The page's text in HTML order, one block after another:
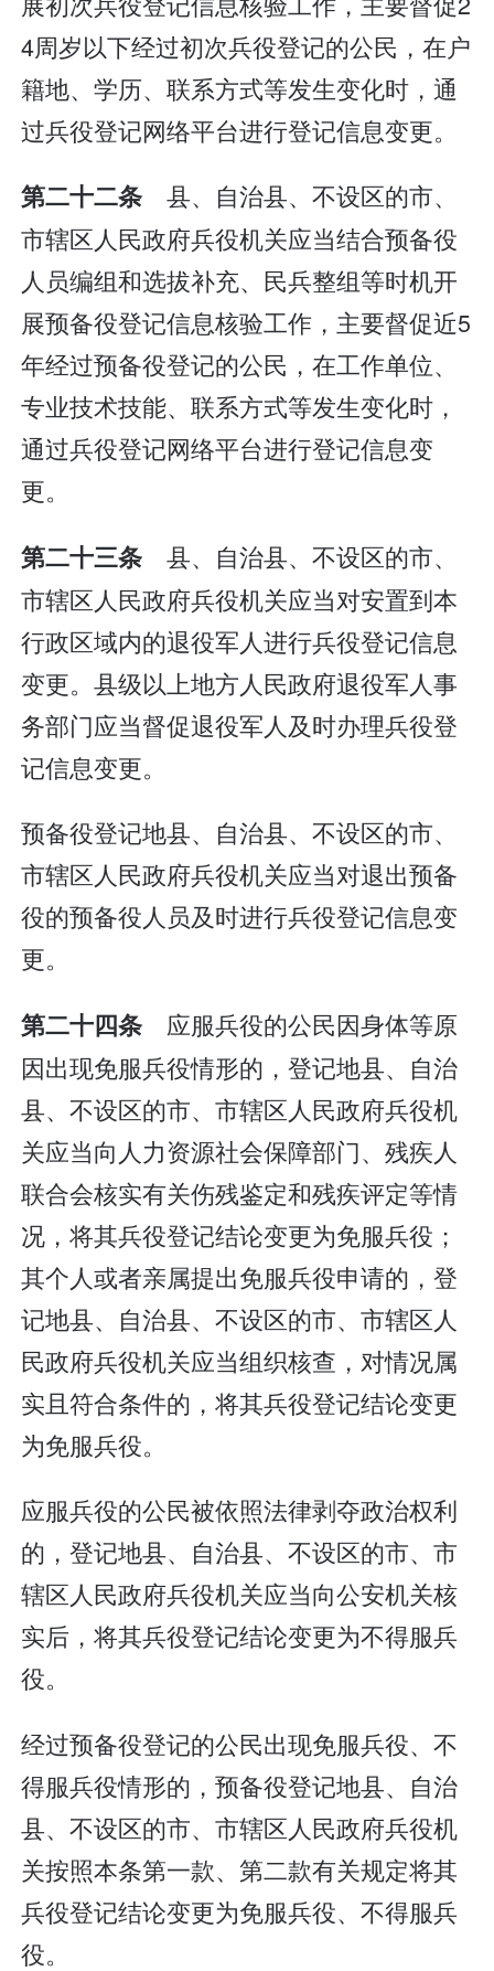
4周岁以下经过初次兵役登记的公民，在户
籍地、学历、联系方式等发生变化时，通
过兵役登记网络平台进行登记信息变更。
第二十二条 县、自治县、不设区的市、
市辖区人民政府兵役机关应当结合预备役
人员编组和选拔补充、民兵整组等时机开
展预备役登记信息核验工作，主要督促近5
年经过预备役登记的公民，在工作单位、
专业技术技能、联系方式等发生变化时，
通过兵役登记网络平台进行登记信息变
更。
第二十三条 县、自治县、不设区的市、
市辖区人民政府兵役机关应当对安置到本
行政区域内的退役军人进行兵役登记信息
变更。县级以上地方人民政府退役军人事
务部门应当督促退役军人及时办理兵役登
记信息变更。
预备役登记地县、自治县、不设区的市、
市辖区人民政府兵役机关应当对退出预备
役的预备役人员及时进行兵役登记信息变
更。
第二十四条 应服兵役的公民因身体等原
因出现免服兵役情形的，登记地县、自治
县、不设区的市、市辖区人民政府兵役机
关应当向人力资源社会保障部门、残疾人
联合会核实有关伤残鉴定和残疾评定等情
况，将其兵役登记结论变更为免服兵役；
其个人或者亲属提出免服兵役申请的，登
记地县、自治县、不设区的市、市辖区人
民政府兵役机关应当组织核查，对情况属
实且符合条件的，将其兵役登记结论变更
为免服兵役。
应服兵役的公民被依照法律剥夺政治权利
的，登记地县、自治县、不设区的市、市
辖区人民政府兵役机关应当向公安机关核
实后，将其兵役登记结论变更为不得服兵
役。
经过预备役登记的公民出现免服兵役、不
得服兵役情形的，预备役登记地县、自治
县、不设区的市、市辖区人民政府兵役机
关按照本条第一款、第二款有关规定将其
兵役登记结论变更为免服兵役、不得服兵
役。